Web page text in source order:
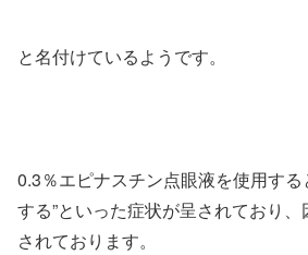
と名付けているようです。
0.3％エピナスチン点眼液を使用する
する”といった症状が呈されており
されております。